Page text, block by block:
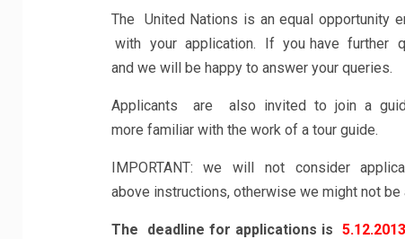
The United Nations is an equal opportunity
with your application. If you have further
and we will be happy to answer your queries.
Applicants are also invited to join a
more familiar with the work of a tour guide.
IMPORTANT: we will not consider
above instructions, otherwise we might not
The deadline for applications is 5.12.2013